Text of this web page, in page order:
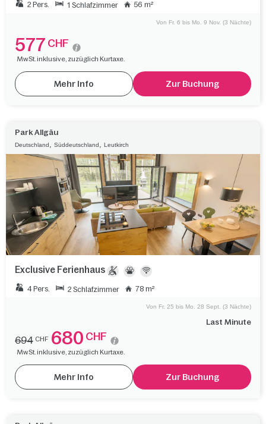
2 Pers. 1 Schlafzimmer 56 m²
Von Fr. 6 bis Mo. 9 Nov. (3 Nächte)
577 CHF
MwSt. inklusive, zuzüglich Kurtaxe.
Mehr Info Zur Buchung
Park Allgäu
Deutschland, Süddeutschland, Leutkirch
Exclusive Ferienhaus
4 Pers. 2 Schlafzimmer 78 m²
Last Minute
Von Fr. 25 bis Mo. 28 Sept. (3 Nächte)
694 CHF 680 CHF
MwSt. inklusive, zuzüglich Kurtaxe.
Mehr Info Zur Buchung